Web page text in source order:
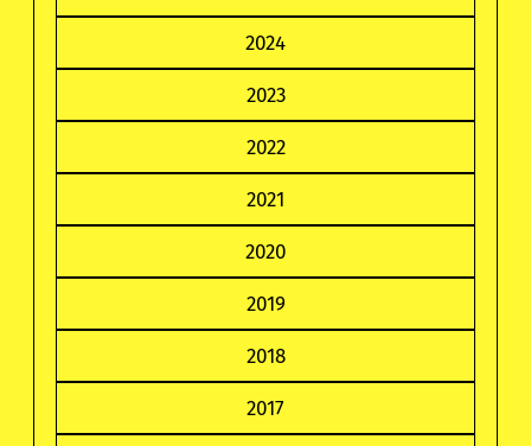
2024
2023
2022
2021
2020
2019
2018
2017